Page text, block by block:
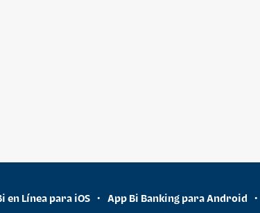
en Línea para iOS • App Bi Banking para Android •